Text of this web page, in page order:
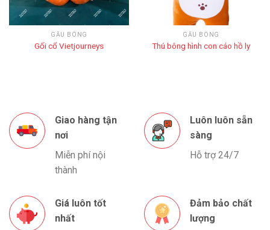
GẤU BÔNG
Gối cổ Vietjourneys
GẤU BÔNG
Thú bông hình con cáo hồ ly
Giao hàng tận
nơi
Miễn phí nội
thành
Luôn luôn sẵn
sàng
Hỗ trợ 24/7
Giá luôn tốt
nhất
Đảm bảo chất
lượng